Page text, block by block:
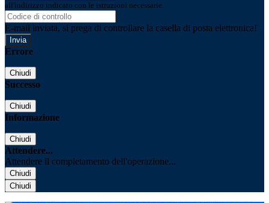
all'indirizzo indicato con le istruzioni necessarie.
E-mail inviata, si prega di controllare la casella di posta elettronica!
Errore
Chiudi
Successo
Chiudi
Informazione
Chiudi
Attendere...
Attendere il completamento dell'operazione...
Chiudi
Chiudi